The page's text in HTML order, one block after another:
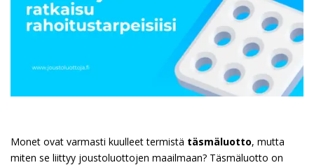
Monet ovat varmasti kuulleet termistä täsmäluotto, mutta
miten se liittyy joustoluottojen maailmaan? Täsmäluotto on